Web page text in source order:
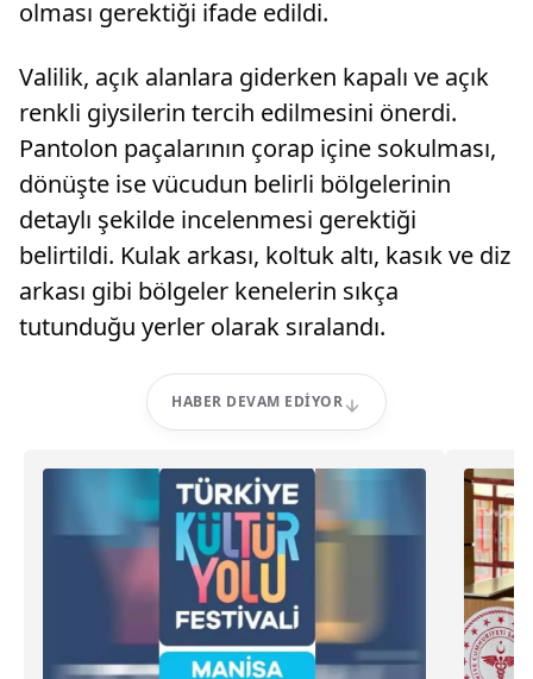
olması gerektiği ifade edildi.
Valilik, açık alanlara giderken kapalı ve açık
renkli giysilerin tercih edilmesini önerdi.
Pantolon paçalarının çorap içine sokulması,
dönüşte ise vücudun belirli bölgelerinin
detaylı şekilde incelenmesi gerektiği
belirtildi. Kulak arkası, koltuk altı, kasık ve diz
arkası gibi bölgeler kenelerin sıkça
tutunduğu yerler olarak sıralandı.
HABER DEVAM EDIYOR